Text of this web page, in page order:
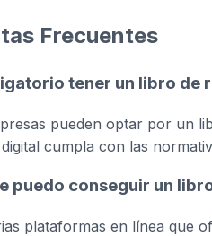
Frecuentes
tener un libro
pueden optar por un
cumpla con las
puedo conseguir un
plataformas en línea que